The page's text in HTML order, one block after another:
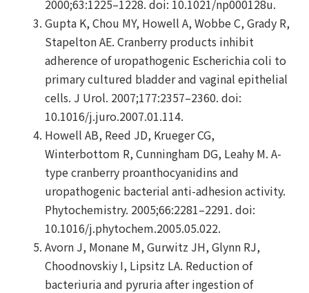
2000;63:1225–1228. doi: 10.1021/np000128u.
Gupta K, Chou MY, Howell A, Wobbe C, Grady R,
Stapelton AE. Cranberry products inhibit
adherence of uropathogenic Escherichia coli to
primary cultured bladder and vaginal epithelial
cells. J Urol. 2007;177:2357–2360. doi:
10.1016/j.juro.2007.01.114.
Howell AB, Reed JD, Krueger CG,
Winterbottom R, Cunningham DG, Leahy M. A-
type cranberry proanthocyanidins and
uropathogenic bacterial anti-adhesion activity.
Phytochemistry. 2005;66:2281–2291. doi:
10.1016/j.phytochem.2005.05.022.
Avorn J, Monane M, Gurwitz JH, Glynn RJ,
Choodnovskiy I, Lipsitz LA. Reduction of
bacteriuria and pyruria after ingestion of